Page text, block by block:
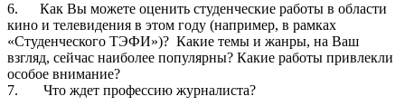
6.
Как Вы можете оценить студенческие работы в области
кино и телевидения в этом году (например, в рамках
«Студенческого ТЭФИ»)? Какие темы и жанры, на Ваш
взгляд, сейчас наиболее популярны? Какие работы привлекли
особое внимание?
7.
Что ждет профессию журналиста?